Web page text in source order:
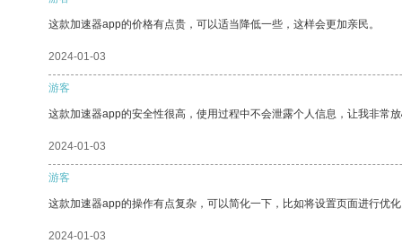
这款加速器app的价格有点贵，可以适当降低一些，这样会更加亲民。
2024-01-03
游客
这款加速器app的安全性很高，使用过程中不会泄露个人信息，让我非常放
2024-01-03
游客
这款加速器app的操作有点复杂，可以简化一下，比如将设置页面进行优化
2024-01-03